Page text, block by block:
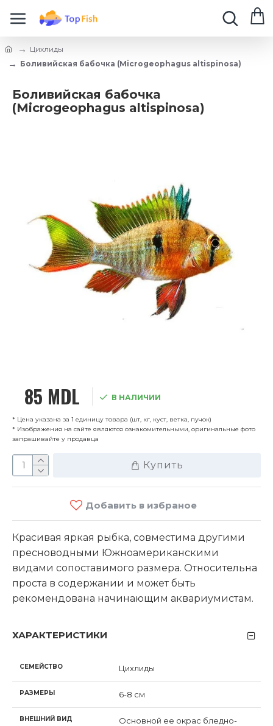
Цихлиды
Боливийская бабочка (Microgeophagus altispinosa)
Боливийская бабочка
(Microgeophagus altispinosa)
85 MDL В НАЛИЧИИ
* Цена указана за 1 единицу товара (шт, кг, куст, ветка, пучок)
* Изображения на сайте являются ознакомительными, оригинальные фото
запрашивайте у продавца
Купить
Добавить в избраное
Красивая яркая рыбка, совместима другими
пресноводными Южноамериканскими
видами сопоставимого размера. Относительна
проста в содержании и может быть
рекомендована начинающим аквариумистам.
ХАРАКТЕРИСТИКИ
СЕМЕЙСТВО Цихлиды
РАЗМЕРЫ 6-8 см
ВНЕШНИЙ ВИД
Основной ее окрас бледно-